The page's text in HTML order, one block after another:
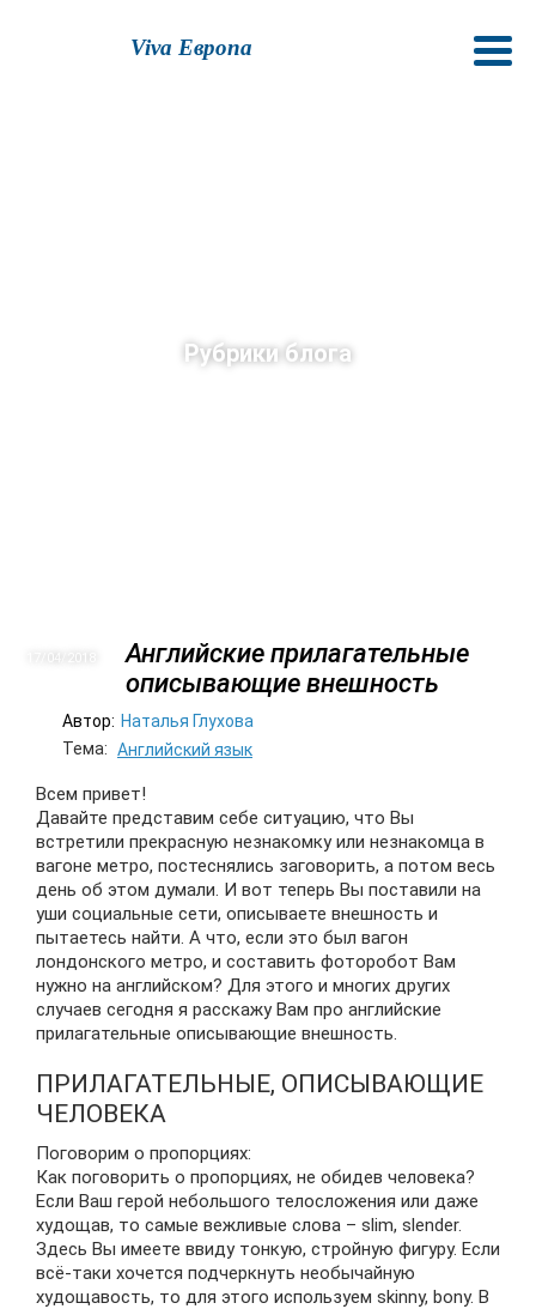
Viva Европа
Рубрики блога
Английские прилагательные
описывающие внешность
Автор: Наталья Глухова
Тема: Английский язык
Всем привет!
Давайте представим себе ситуацию, что Вы
встретили прекрасную незнакомку или незнакомца в
вагоне метро, постеснялись заговорить, а потом весь
день об этом думали. И вот теперь Вы поставили на
уши социальные сети, описываете внешность и
пытаетесь найти. А что, если это был вагон
лондонского метро, и составить фоторобот Вам
нужно на английском? Для этого и многих других
случаев сегодня я расскажу Вам про английские
прилагательные описывающие внешность.
ПРИЛАГАТЕЛЬНЫЕ, ОПИСЫВАЮЩИЕ
ЧЕЛОВЕКА
Поговорим о пропорциях:
Как поговорить о пропорциях, не обидев человека?
Если Ваш герой небольшого телосложения или даже
худощав, то самые вежливые слова – slim, slender.
Здесь Вы имеете ввиду тонкую, стройную фигуру. Если
всё-таки хочется подчеркнуть необычайную
худощавость, то для этого используем skinny, bony. В